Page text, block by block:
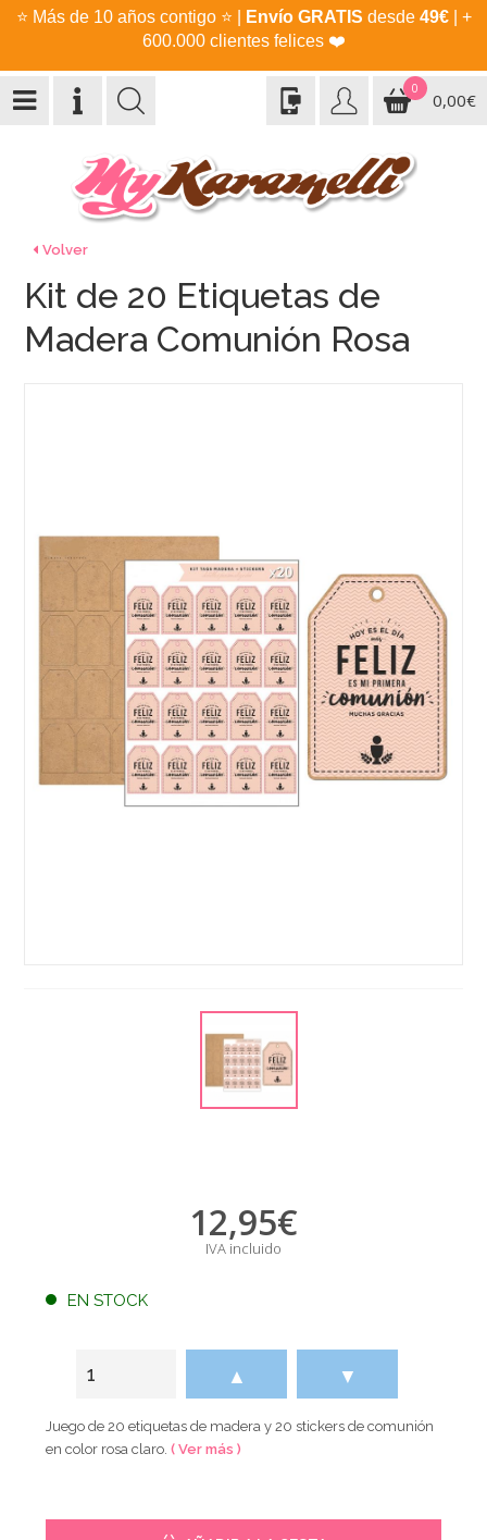
⭐ Más de 10 años contigo ⭐ Envío GRATIS desde 49€| +
600.000 clientes felices ❤️
0
0,00€
Volver
Kit de 20 Etiquetas de
Madera Comunión Rosa
12,95€
IVA incluido
EN STOCK
▲ ▼
Juego de 20 etiquetas de madera y 20 stickers de comunión
en color rosa claro.( Ver más )